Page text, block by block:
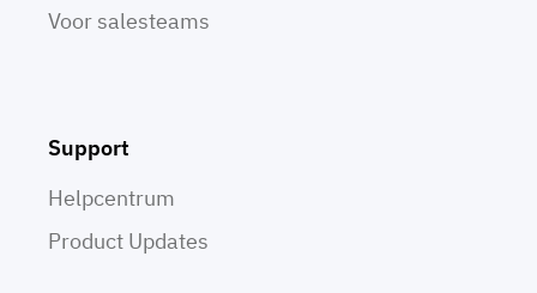
Voor salesteams
Support
Helpcentrum
Product Updates